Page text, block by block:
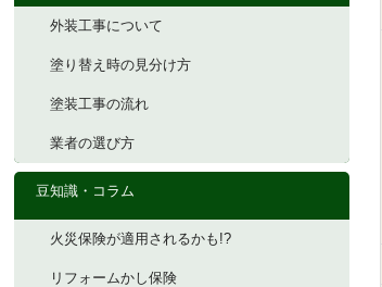
外装工事について
塗り替え時の見分け方
塗装工事の流れ
業者の選び方
豆知識・コラム
火災保険が適用されるかも!?
リフォームかし保険